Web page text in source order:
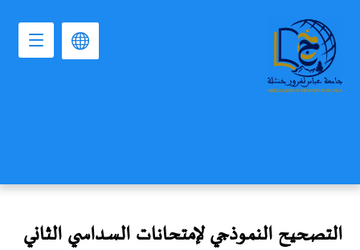
التصحيح النموذجي لإمتحانات السداسي الثاني